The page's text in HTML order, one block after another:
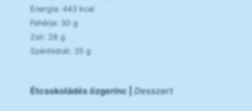
Energia: 443 kcal
Fehérje: 30 g
Zsír: 28 g
Szénhidrát: 35 g
Étcsokoládés őzgerinc | Desszert